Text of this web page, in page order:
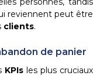
reviennent peut être
clients.
de panier
KPIsles plus cruciaux